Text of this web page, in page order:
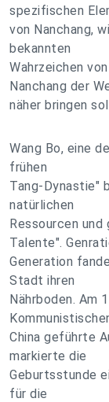
spezifischen
von Nanchang,
bekannten
Wahrzeichen
Nanchang der
näher bringen
Wang Bo, eine
frühen
Tang-Dynastie"
natürlichen
Ressourcen und
Talente".
Generation
Stadt ihren
Nährboden. Am
China geführte
markierte die
Geburtsstunde
für die